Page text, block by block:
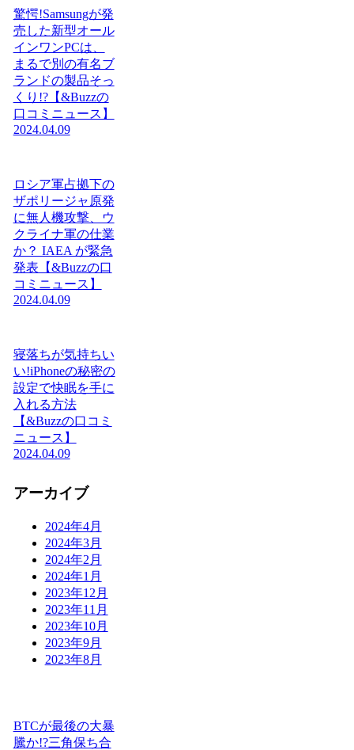
驚愕!Samsungが発
売した新型オール
インワンPCは、
まるで別の有名ブ
ランドの製品そっ
くり!?【&Buzzの
口コミニュース】
2024.04.09
ロシア軍占拠下の
ザポリージャ原発
に無人機攻撃、ウ
クライナ軍の仕業
か？ IAEA が緊急
発表【&Buzzの口
コミニュース】
2024.04.09
寝落ちが気持ちい
い!iPhoneの秘密の
設定で快眠を手に
入れる方法
【&Buzzの口コミ
ニュース】
2024.04.09
アーカイブ
2024年4月
2024年3月
2024年2月
2024年1月
2023年12月
2023年11月
2023年10月
2023年9月
2023年8月
BTCが最後の大暴
騰か!?三角保ち合